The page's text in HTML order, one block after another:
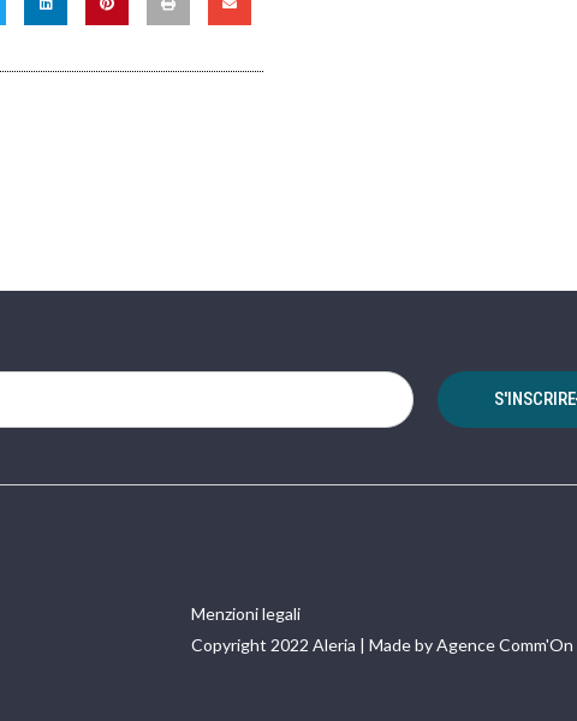
S'INSCRIRE
Menzioni legali
Copyright 2022 Aleria | Made by Agence Comm'On